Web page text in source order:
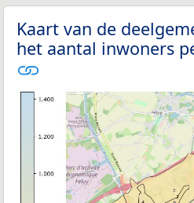
Kaart van de
het aantal inwoners